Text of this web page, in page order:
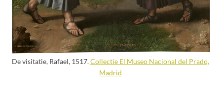
De visitatie, Rafael, 1517.Collectie El Museo Nacional del Prado,
Madrid